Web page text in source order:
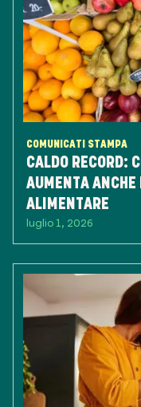
COMUNICATI STAMPA
CALDO RECORD:
AUMENTA ANCHE
ALIMENTARE
luglio 1, 2026